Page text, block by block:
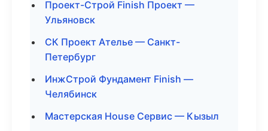
Проект-Строй Finish Проект —
Ульяновск
СК Проект Ателье — Санкт-
Петербург
ИнжСтрой Фундамент Finish —
Челябинск
Мастерская House Сервис — Кызыл